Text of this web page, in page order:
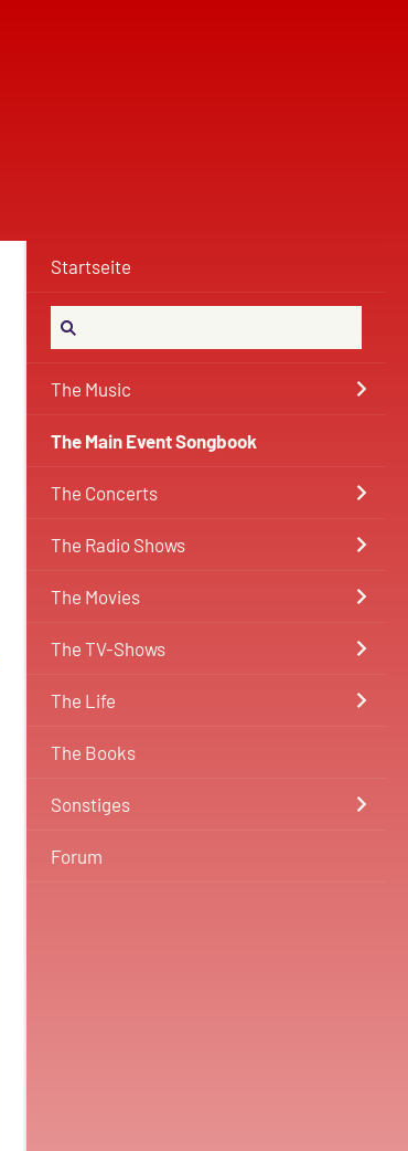
Startseite
The Music
The Main Event Songbook
The Concerts
The Radio Shows
The Movies
The TV-Shows
The Life
The Books
Sonstiges
Forum